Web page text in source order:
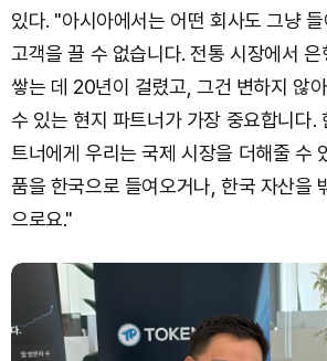
있다. "아시아에서는 어떤 회사도 그냥
고객을 끌 수 없습니다. 전통 시장에서
쌓는 데 20년이 걸렸고, 그건 변하지 않
수 있는 현지 파트너가 가장 중요합니다.
트너에게 우리는 국제 시장을 더해줄 수
품을 한국으로 들여오거나, 한국 자산을
으로요."